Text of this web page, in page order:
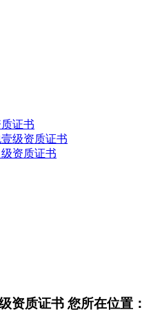
证书
级资质证书
资质证书
资质证书 您所在位置：